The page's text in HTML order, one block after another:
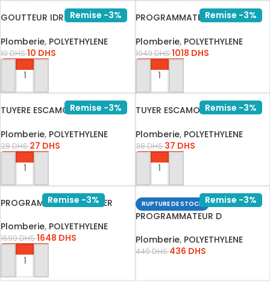
Remise -3%
GOUTTEUR IDROP ANTI
Plomberie, POLYETHYLENE
10DHS10 DHS
AJOUTER AU PANIER
Remise -3%
PROGRAMMATEUR D INTER 4
Plomberie, POLYETHYLENE
1049DHS1018 DHS
AJOUTER AU PANIER
Remise -3%
TUYERE ESCAMOTABLE 10CM/
Plomberie, POLYETHYLENE
28DHS 27 DHS
AJOUTER AU PANIER
Remise -3%
TUYER ESCAMOTABLE 4 BUSE
Plomberie, POLYETHYLENE
38DHS37 DHS
AJOUTER AU PANIER
Remise -3%
PROGRAMMATEUR D INTER
Plomberie, POLYETHYLENE
1699DHS1648 DHS
AJOUTER AU PANIER
Remise -3%
RUPTURE DE STOCK
PROGRAMMATEUR D
Plomberie, POLYETHYLENE
449DHS436 DHS